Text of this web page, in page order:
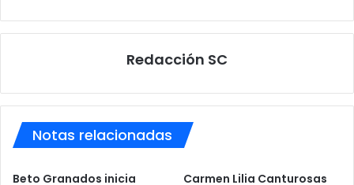
Redacción SC
Notas relacionadas
Beto Granados inicia Carmen Lilia Canturosas